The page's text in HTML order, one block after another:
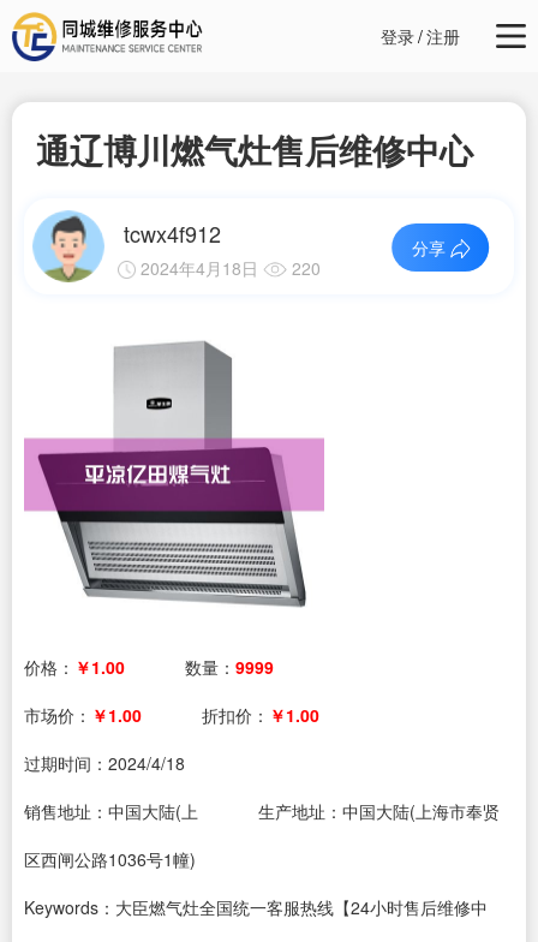
登录/注册
通辽博川燃气灶售后维修中心
tcwx4f912
2024年4月18日 220
分享
价格： ￥1.00 数量： 9999
市场价： ￥1.00 折扣价： ￥1.00
过期时间： 2024/4/18
销售地址：中国大陆(上
生产地址：中国大陆(上海市奉贤
区西闸公路1036号1幢)
Keywords：大臣燃气灶全国统一客服热线【24小时售后维修中